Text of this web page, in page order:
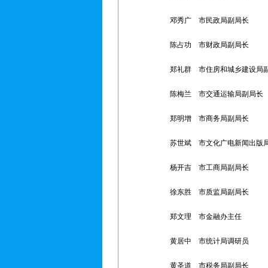
邓秀广 市民政局副局长
陈占功 市财政局副局长
郑礼群 市住房和城乡建设局
陈梅兰 市交通运输局副局长
郑明增 市商务局副局长
苏世斌 市文化广电新闻出版
杨开吉 市工商局副局长
徐东胜 市质监局副局长
郑文理 市金融办主任
黄居中 市统计局调研员
黄圣道 市税务局副局长